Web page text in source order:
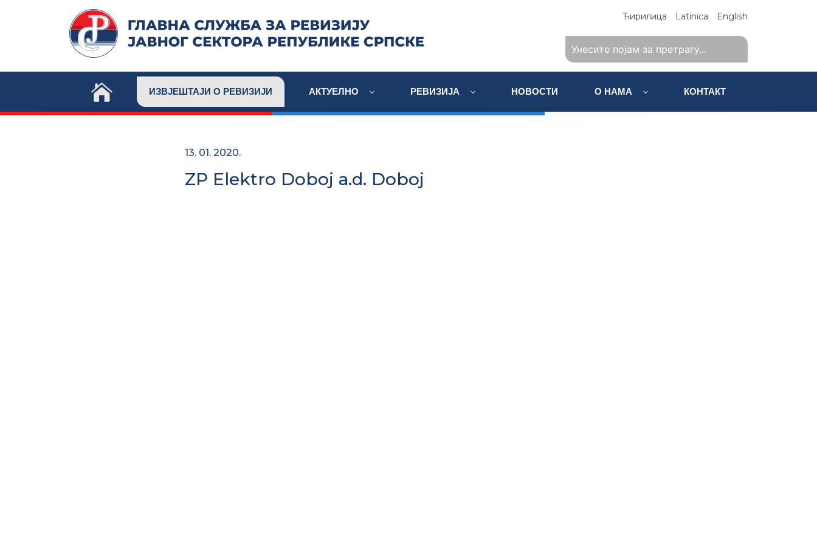
Ћирилица Latinica English
ИЗВЈЕШТАЈИ О РЕВИЗИЈИ АКТУЕЛНО РЕВИЗИЈА НОВОСТИ О НАМА КОНТАКТ
13. 01. 2020.
ZP Elektro Doboj a.d. Doboj